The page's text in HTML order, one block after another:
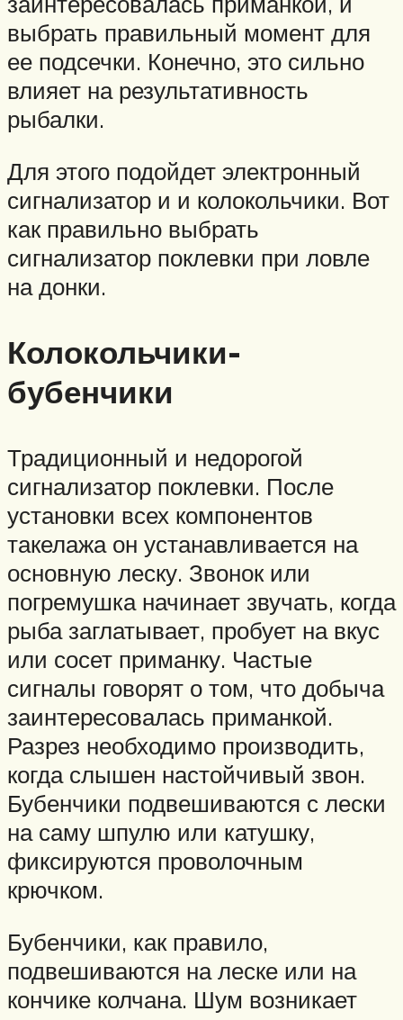
выбрать правильный момент для
ее подсечки. Конечно, это сильно
влияет на результативность
рыбалки.
Для этого подойдет электронный
сигнализатор и и колокольчики. Вот
как правильно выбрать
сигнализатор поклевки при ловле
на донки.
Колокольчики-
бубенчики
Традиционный и недорогой
сигнализатор поклевки. После
установки всех компонентов
такелажа он устанавливается на
основную леску. Звонок или
погремушка начинает звучать, когда
рыба заглатывает, пробует на вкус
или сосет приманку. Частые
сигналы говорят о том, что добыча
заинтересовалась приманкой.
Разрез необходимо производить,
когда слышен настойчивый звон.
Бубенчики подвешиваются с лески
на саму шпулю или катушку,
фиксируются проволочным
крючком.
Бубенчики, как правило,
подвешиваются на леске или на
кончике колчана. Шум возникает